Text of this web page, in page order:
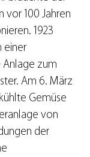
vor 100 Jahren
1923
einer
Anlage zum
Am 6. März
Gemüse
von
der